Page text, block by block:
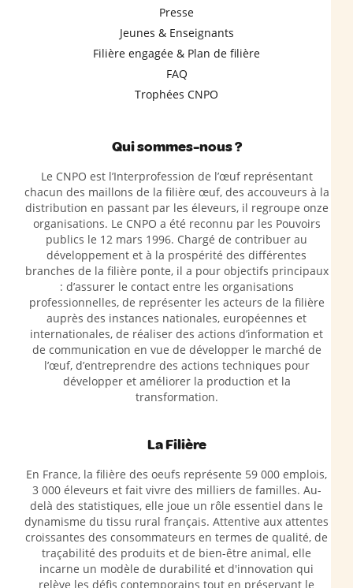
Presse
Jeunes & Enseignants
Filière engagée & Plan de filière
FAQ
Trophées CNPO
Qui sommes-nous ?
Le CNPO est l’Interprofession de l’œuf représentant
chacun des maillons de la filière œuf, des accouveurs à la
distribution en passant par les éleveurs, il regroupe onze
organisations. Le CNPO a été reconnu par les Pouvoirs
publics le 12 mars 1996. Chargé de contribuer au
développement et à la prospérité des différentes
branches de la filière ponte, il a pour objectifs principaux
: d’assurer le contact entre les organisations
professionnelles, de représenter les acteurs de la filière
auprès des instances nationales, européennes et
internationales, de réaliser des actions d’information et
de communication en vue de développer le marché de
l’œuf, d’entreprendre des actions techniques pour
développer et améliorer la production et la
transformation.
La Filière
En France, la filière des oeufs représente 59 000 emplois,
3 000 éleveurs et fait vivre des milliers de familles. Au-
delà des statistiques, elle joue un rôle essentiel dans le
dynamisme du tissu rural français. Attentive aux attentes
croissantes des consommateurs en termes de qualité, de
traçabilité des produits et de bien-être animal, elle
incarne un modèle de durabilité et d'innovation qui
relève les défis contemporains tout en préservant le